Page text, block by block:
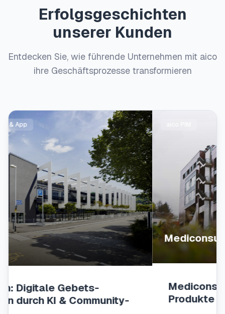
Erfolgsgeschichten
unserer Kunden
Entdecken Sie, wie führende Unternehmen mit aico
ihre Geschäftsprozesse transformieren
aico PIM
Mediconsult AG
Mediconsult AG verwaltet 20'000
Produkte im aico PIM